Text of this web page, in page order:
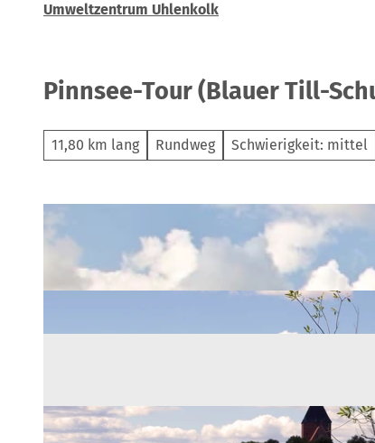
Umweltzentrum Uhlenkolk
Pinnsee-Tour (Blauer Till-
11,80 km lang Rundweg Schwierigkeit: mittel